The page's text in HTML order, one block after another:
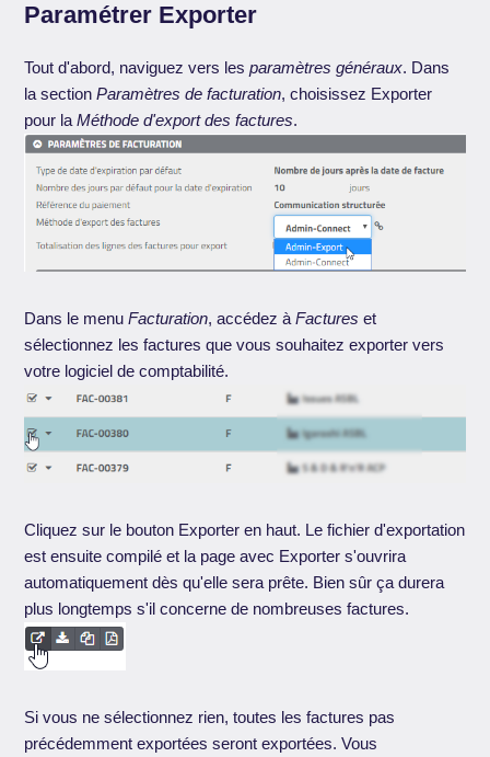
Paramétrer Exporter
Tout d'abord, naviguez vers lesparamètres généraux. Dans
la sectionParamètres de facturation, choisissez Exporter
pour laMéthode d'export des factures.
Dans le menuFacturation, accédez àFactures et
sélectionnez les factures que vous souhaitez exporter vers
votre logiciel de comptabilité.
Cliquez sur le bouton Exporter en haut. Le fichier d'exportation
est ensuite compilé et la page avec Exporter s'ouvrira
automatiquement dès qu'elle sera prête. Bien sûr ça durera
plus longtemps s'il concerne de nombreuses factures.
Si vous ne sélectionnez rien, toutes les factures pas
précédemment exportées seront exportées. Vous